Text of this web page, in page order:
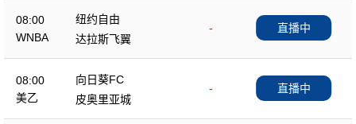
08:00
WNBA
纽约自由
-
达拉斯飞翼
直播中
08:00
美乙
向日葵FC
-
皮奥里亚城
直播中